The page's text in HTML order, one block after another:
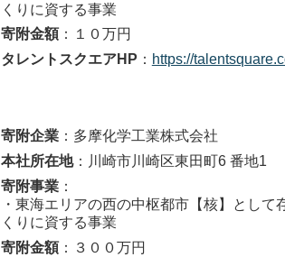
くりに資する事業
寄附金額 ：１０万円
タレントスクエアHP ： https://
寄附企業：多摩化学工業株式会社
本社所在地：川崎市川崎区東田町6 番地1
寄附事業：
・東海エリアの西の中枢都市【核】とし
くりに資する事業
寄附金額：３００万円